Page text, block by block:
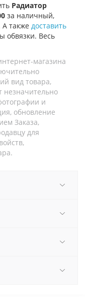
Радиатор
за наличный,
А также доставить
обвязки. Весь
магазина
вид товара,
незначительно
и
обновление
Заказа,
для